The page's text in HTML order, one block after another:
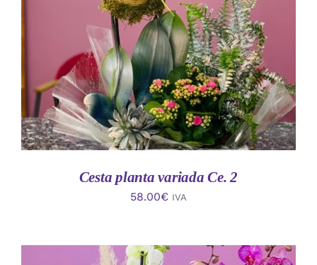
AÑADIR AL CARRITO
/
Cesta planta variada Ce. 2
58.00€ IVA